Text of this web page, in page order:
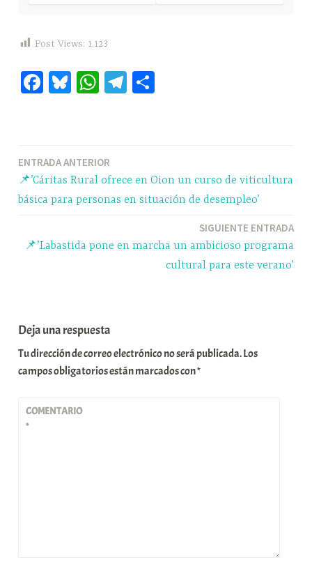
Post Views: 1.123
Fa Bl W
pp
Te
m rti
r
Navegación
de
ENTRADA ANTERIOR
📌’Cáritas Rural ofrece en Oion un curso de viticultura
básica para personas en situación de desempleo’
SIGUIENTE ENTRADA
📌’Labastida pone en marcha un ambicioso programa
cultural para este verano’
Deja una respuesta
Tu dirección de correo electrónico no será publicada.Los
campos obligatorios están marcados con*
COMENTARIO
*